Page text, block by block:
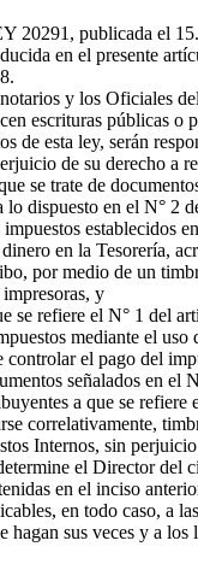
20291, publicada el
en el presente
y los Oficiales
escrituras públicas o
de esta ley, serán
de su derecho a
se trate de
lo dispuesto en el N° 2
establecidos
en la Tesorería,
por medio de un
y
se refiere el N° 1 del
mediante el uso
el pago del
señalados en el
a que se refiere
correlativamente,
Internos, sin
el Director del
en el inciso
en todo caso, a
hagan sus veces y a